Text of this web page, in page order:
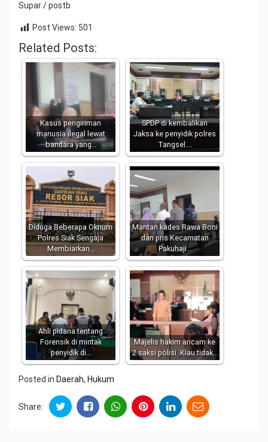
Supar / postb
Post Views: 501
Related Posts:
Kasus pengiriman
manusia ilegal lewat
bandara yang…
SPDP di kembalikan
Jaksa ke penyidik polres
Tangsel.…
Diduga Beberapa Oknum
Polres Siak Sengaja
Membiarkan…
Mantan kades Rawa Boni
dan pns Kecamatan
Pakuhaji…
Ahli pidana tentang
Forensik di mintak
penyidik di…
Majelis hakim ancam ke
2 saksi polisi. Klau tidak…
Posted in Daerah, Hukum
Share: